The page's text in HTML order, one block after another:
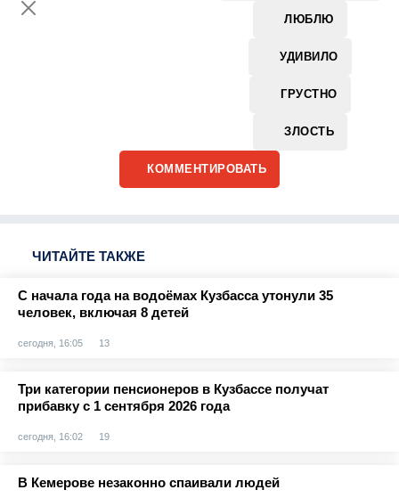
ЛЮБЛЮ
УДИВИЛО
ГРУСТНО
ЗЛОСТЬ
КОММЕНТИРОВАТЬ
ЧИТАЙТЕ ТАКЖЕ
С начала года на водоёмах Кузбасса утонули 35
человек, включая 8 детей
сегодня, 16:05 13
Три категории пенсионеров в Кузбассе получат
прибавку с 1 сентября 2026 года
сегодня, 16:02 19
В Кемерове незаконно спаивали людей